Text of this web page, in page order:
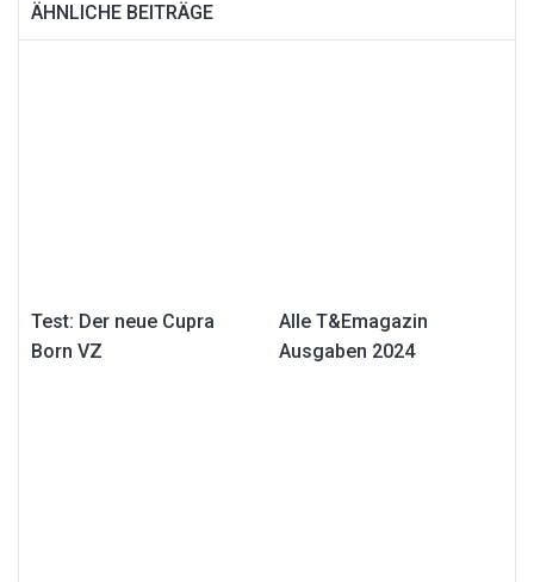
ÄHNLICHE BEITRÄGE
Test: Der neue Cupra
Born VZ
Alle T&Emagazin
Ausgaben 2024